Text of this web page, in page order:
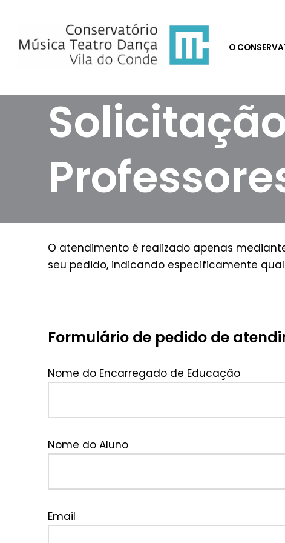
para
O
O atendimento é realizado apenas
seu pedido, indicando especificamente
Formulário de pedido de
Nome do Encarregado de Educação
Nome do Aluno
Email